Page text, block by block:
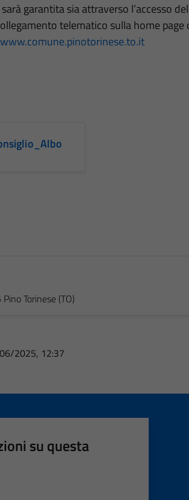
garantita sia attraverso l’accesso
telematico sulla home
www.comune.pinotorinese.to.it
Torinese (TO)
2025, 12:37
su questa